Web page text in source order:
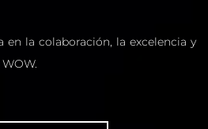
en la colaboración, la excelencia y